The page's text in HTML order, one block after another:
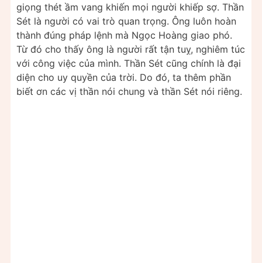
giọng thét ầm vang khiến mọi người khiếp sợ. Thần
Sét là người có vai trò quan trọng. Ông luôn hoàn
thành đúng pháp lệnh mà Ngọc Hoàng giao phó.
Từ đó cho thấy ông là người rất tận tuỵ, nghiêm túc
với công việc của mình. Thần Sét cũng chính là đại
diện cho uy quyền của trời. Do đó, ta thêm phần
biết ơn các vị thần nói chung và thần Sét nói riêng.